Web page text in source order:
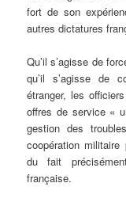
fort de son
autres dictatures
Qu’il s’agisse de
qu’il s’agisse de
étranger, les
offres de service «
gestion des
coopération
du fait
française.